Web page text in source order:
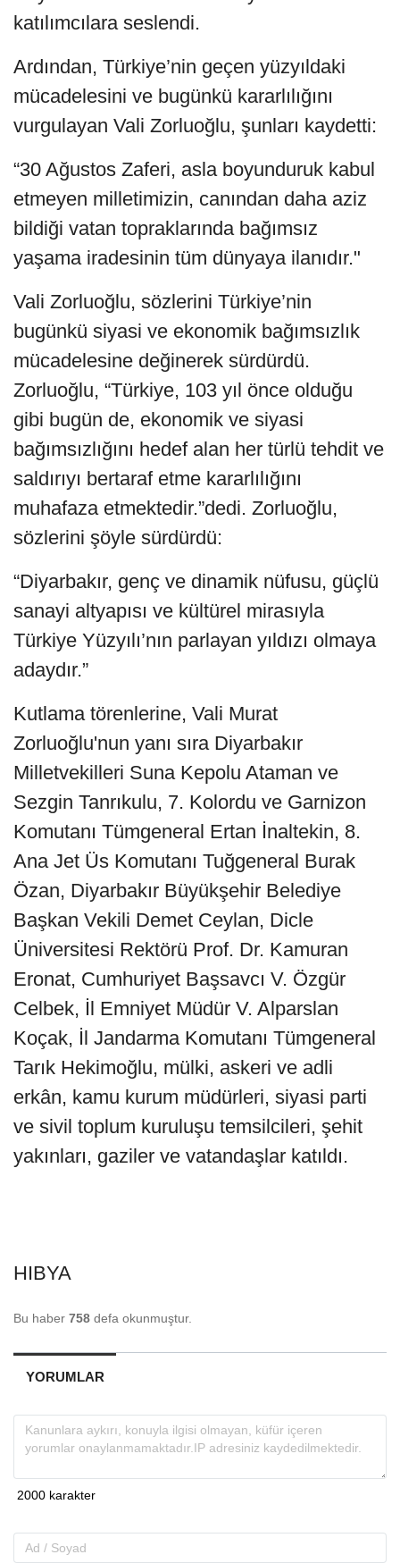
katılımcılara seslendi.
Ardından, Türkiye’nin geçen yüzyıldaki
mücadelesini ve bugünkü kararlılığını
vurgulayan Vali Zorluoğlu, şunları kaydetti:
“30 Ağustos Zaferi, asla boyunduruk kabul
etmeyen milletimizin, canından daha aziz
bildiği vatan topraklarında bağımsız
yaşama iradesinin tüm dünyaya ilanıdır."
Vali Zorluoğlu, sözlerini Türkiye’nin
bugünkü siyasi ve ekonomik bağımsızlık
mücadelesine değinerek sürdürdü.
Zorluoğlu, “Türkiye, 103 yıl önce olduğu
gibi bugün de, ekonomik ve siyasi
bağımsızlığını hedef alan her türlü tehdit ve
saldırıyı bertaraf etme kararlılığını
muhafaza etmektedir.”dedi. Zorluoğlu,
sözlerini şöyle sürdürdü:
“Diyarbakır, genç ve dinamik nüfusu, güçlü
sanayi altyapısı ve kültürel mirasıyla
Türkiye Yüzyılı’nın parlayan yıldızı olmaya
adaydır.”
Kutlama törenlerine, Vali Murat
Zorluoğlu'nun yanı sıra Diyarbakır
Milletvekilleri Suna Kepolu Ataman ve
Sezgin Tanrıkulu, 7. Kolordu ve Garnizon
Komutanı Tümgeneral Ertan İnaltekin, 8.
Ana Jet Üs Komutanı Tuğgeneral Burak
Özan, Diyarbakır Büyükşehir Belediye
Başkan Vekili Demet Ceylan, Dicle
Üniversitesi Rektörü Prof. Dr. Kamuran
Eronat, Cumhuriyet Başsavcı V. Özgür
Celbek, İl Emniyet Müdür V. Alparslan
Koçak, İl Jandarma Komutanı Tümgeneral
Tarık Hekimoğlu, mülki, askeri ve adli
erkân, kamu kurum müdürleri, siyasi parti
ve sivil toplum kuruluşu temsilcileri, şehit
yakınları, gaziler ve vatandaşlar katıldı.
HIBYA
Bu haber 758 defa okunmuştur.
YORUMLAR